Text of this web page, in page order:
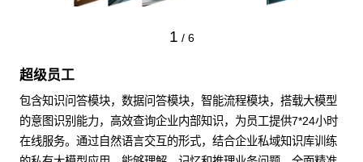
1 / 6
超级员工
包含知识问答模块，数据问答模块，智能流程模块，搭载大模型
的意图识别能力，高效查询企业内部知识，为员工提供7*24小时
在线服务。通过自然语言交互的形式，结合企业私域知识库训练